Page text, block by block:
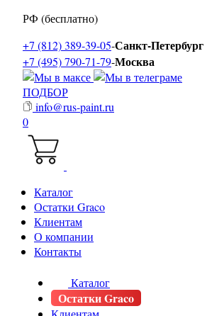
РФ (бесплатно)
+7 (812) 389-39-05-Санкт-Петербург
+7 (495) 790-71-79-Москва
ПОДБОР
info@rus-paint.ru
0
Каталог
Остатки Graco
Клиентам
О компании
Контакты
Каталог
Остатки Graco